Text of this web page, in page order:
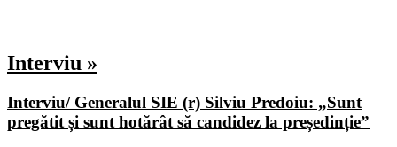
Interviu »
Interviu/ Generalul SIE (r) Silviu Predoiu: „Sunt
pregătit și sunt hotărât să candidez la președinție”